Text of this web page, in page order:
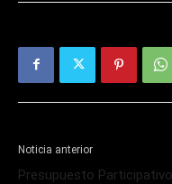
Noticia anterior
Presupuesto